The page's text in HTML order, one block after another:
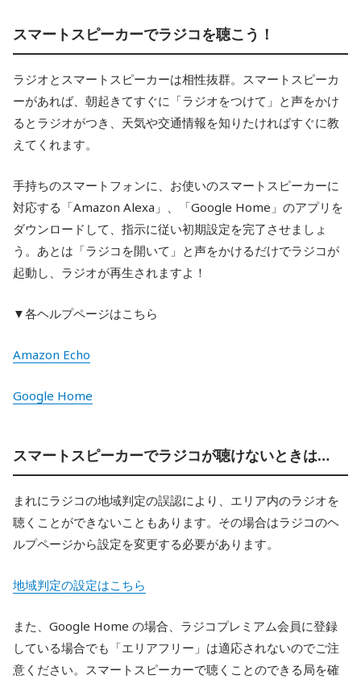
スマートスピーカーでラジコを聴こう！
ラジオとスマートスピーカーは相性抜群。スマートスピーカ
ーがあれば、朝起きてすぐに「ラジオをつけて」と声をかけ
るとラジオがつき、天気や交通情報を知りたければすぐに教
えてくれます。
手持ちのスマートフォンに、お使いのスマートスピーカーに
対応する「Amazon Alexa」、「Google Home」のアプリを
ダウンロードして、指示に従い初期設定を完了させましょ
う。あとは「ラジコを開いて」と声をかけるだけでラジコが
起動し、ラジオが再生されますよ！
▼各ヘルプページはこちら
Amazon Echo
Google Home
スマートスピーカーでラジコが聴けないときは…
まれにラジコの地域判定の誤認により、エリア内のラジオを
聴くことができないこともあります。その場合はラジコのヘ
ルプページから設定を変更する必要があります。
地域判定の設定はこちら
また、Google Home の場合、ラジコプレミアム会員に登録
している場合でも「エリアフリー」は適応されないのでご注
意ください。スマートスピーカーで聴くことのできる局を確